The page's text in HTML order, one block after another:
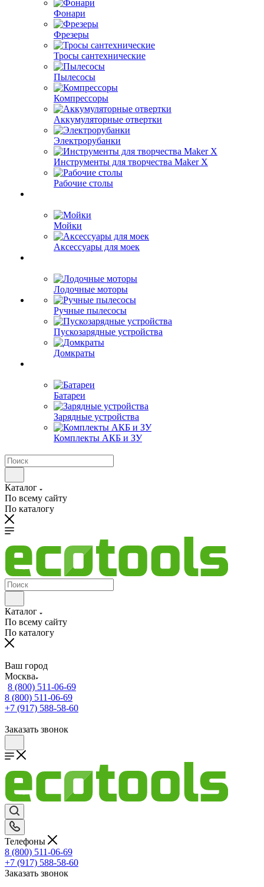
Фонари
Фрезеры
Тросы сантехнические
Пылесосы
Компрессоры
Аккумуляторные отвертки
Электрорубанки
Инструменты для творчества Maker X
Рабочие столы
Мойки
Аксессуары для моек
Лодочные моторы
Ручные пылесосы
Пускозарядные устройства
Домкраты
Батареи
Зарядные устройства
Комплекты АКБ и ЗУ
Каталог
По всему сайту
По каталогу
Каталог
По всему сайту
По каталогу
Ваш город
Москва
8 (800) 511-06-69
8 (800) 511-06-69
+7 (917) 588-58-60
Заказать звонок
Телефоны
8 (800) 511-06-69
+7 (917) 588-58-60
Заказать звонок